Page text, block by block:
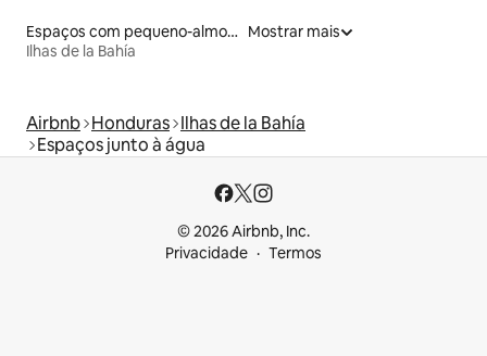
Espaços com pequeno-almoço
Ilhas de la Bahía
Mostrar mais
Airbnb Honduras Ilhas de la Bahía
Espaços junto à água
© 2026 Airbnb, Inc.
Privacidade
Termos